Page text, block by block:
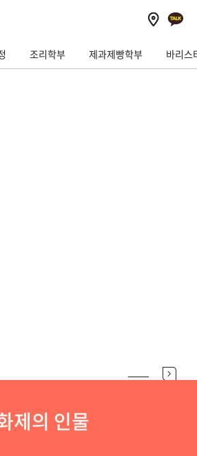
조리학부 제과제빵학부 바리스
제의 인물